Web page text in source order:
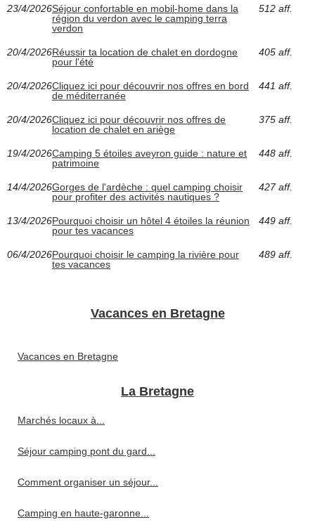
23/4/2026Séjour confortable en mobil-home dans la
région du verdon avec le camping terra
verdon
512 aff.
20/4/2026Réussir ta location de chalet en dordogne
pour l'été
405 aff.
20/4/2026Cliquez ici pour découvrir nos offres en bord
de méditerranée
441 aff.
20/4/2026Cliquez ici pour découvrir nos offres de
location de chalet en ariège
375 aff.
19/4/2026Camping 5 étoiles aveyron guide : nature et
patrimoine
448 aff.
14/4/2026Gorges de l'ardèche : quel camping choisir
pour profiter des activités nautiques ?
427 aff.
13/4/2026Pourquoi choisir un hôtel 4 étoiles la réunion
pour tes vacances
449 aff.
06/4/2026Pourquoi choisir le camping la rivière pour
tes vacances
489 aff.
Vacances en Bretagne
Vacances en Bretagne
La Bretagne
Marchés locaux à...
Séjour camping pont du gard...
Comment organiser un séjour...
Camping en haute-garonne...